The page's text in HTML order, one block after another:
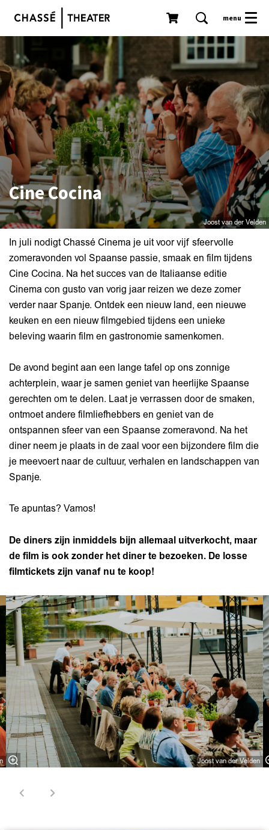
menu
Joost van der Velden
Cine Cocina
In juli nodigt Chassé Cinema je uit voor vijf sfeervolle
zomeravonden vol Spaanse passie, smaak en film tijdens
Cine Cocina. Na het succes van de Italiaanse editie
Cinema con gusto van vorig jaar reizen we deze zomer
verder naar Spanje. Ontdek een nieuw land, een nieuwe
keuken en een nieuw filmgebied tijdens een unieke
beleving waarin film en gastronomie samenkomen.
De avond begint aan een lange tafel op ons zonnige
achterplein, waar je samen geniet van heerlijke Spaanse
gerechten om te delen. Laat je verrassen door de smaken,
ontmoet andere filmliefhebbers en geniet van de
ontspannen sfeer van een Spaanse zomeravond. Na het
diner neem je plaats in de zaal voor een bijzondere film die
je meevoert naar de cultuur, verhalen en landschappen van
Spanje.
Te apuntas? Vamos!
De diners zijn inmiddels bijn allemaal uitverkocht, maar
de film is ook zonder het diner te bezoeken. De losse
filmtickets zijn vanaf nu te koop!
Overslaan
Joost van der Velden
Inzoomen Inzoomen